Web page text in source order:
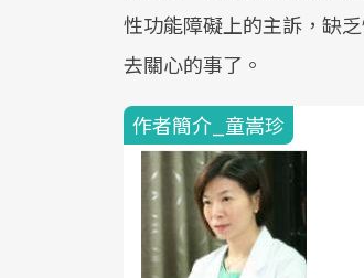
性功能障礙上的主訴，缺
去關心的事了。
作者簡介_童嵩珍